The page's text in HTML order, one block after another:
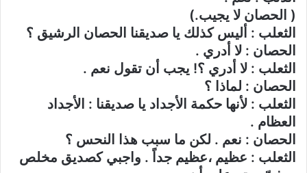
( الحصان لا يجيب.)
الثعلب : أليس كذلك يا صديقنا الحصان الرشيق ؟
الحصان : لا أدري .
الثعلب : لا أدري ؟! يجب أن تقول نعم .
الحصان : لماذا ؟
الثعلب : لأنها حكمة الأجداد يا صديقنا : الأجداد
العظام .
الحصان : نعم . لكن ما سبب هذا النحس ؟
الثعلب : عظيم ،عظيم جداً . واجبي كصديق مخلص